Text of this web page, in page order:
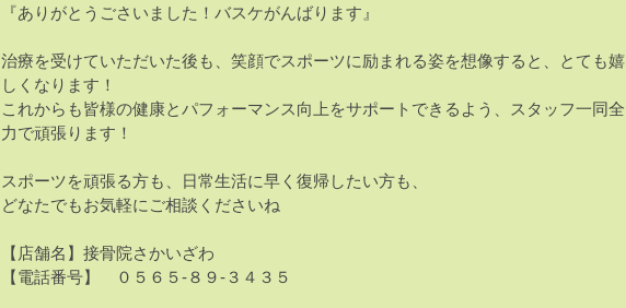
『ありがとうごさいました！バスケがんばります』
治療を受けていただいた後も、笑顔でスポーツに励まれる姿を想像すると、とても嬉
しくなります！
これからも皆様の健康とパフォーマンス向上をサポートできるよう、スタッフ一同全
力で頑張ります！
スポーツを頑張る方も、日常生活に早く復帰したい方も、
どなたでもお気軽にご相談くださいね
【店舗名】接骨院さかいざわ
【電話番号】 ０５６５‐８９‐３４３５